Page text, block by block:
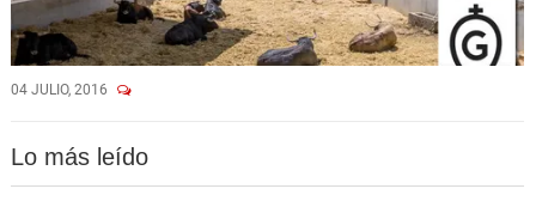
04 JULIO, 2016
Lo más leído